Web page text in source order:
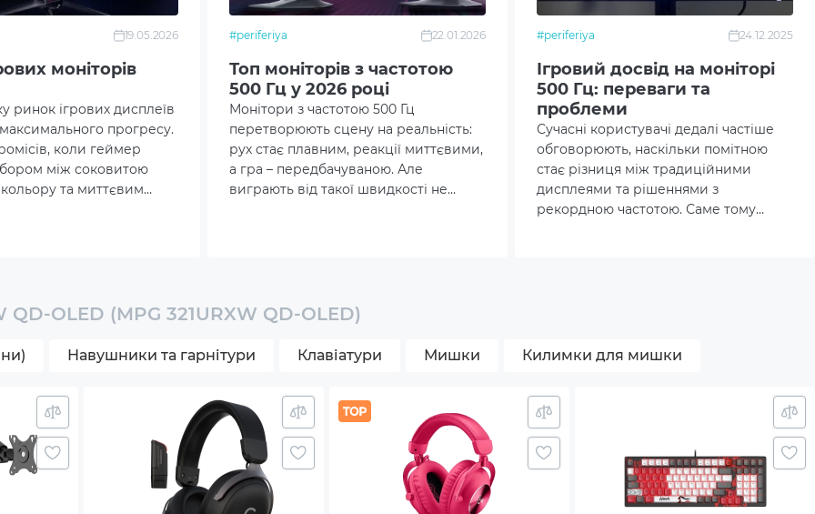
2.0
C
1.4
free
Adjustment: 0~110 mm
cable
19.05.2026
моніторів
ринок ігрових дисплеїв
прогресу.
коли геймер
між соковитою
та миттєвим
#periferiya 22.01.2026
Топ моніторів з частотою
500 Гц у 2026 році
Монітори з частотою 500 Гц
перетворюють сцену на реальність:
рух стає плавним, реакції миттєвими,
а гра – передбачуваною. Але
виграють від такої швидкості не
#periferiya 24.12.2025
Ігровий досвід на моніторі
500 Гц: переваги та
проблеми
Сучасні користувачі дедалі частіше
обговорюють, наскільки помітною
стає різниця між традиційними
дисплеями та рішеннями з
рекордною частотою. Саме тому
QD-OLED (MPG 321URXW QD-OLED)
Навушники та гарнітури Клавіатури Мишки Килимки для мишки